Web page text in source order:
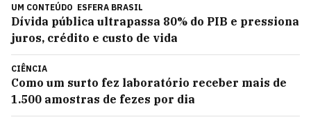
UM CONTEÚDO ESFERA BRASIL
Dívida pública ultrapassa 80% do PIB e pressiona
juros, crédito e custo de vida
CIÊNCIA
Como um surto fez laboratório receber mais de
1.500 amostras de fezes por dia